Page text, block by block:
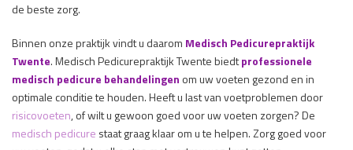
de beste zorg.
Binnen onze praktijk vindt u daarom Medisch Pedicurepraktijk
Twente. Medisch Pedicurepraktijk Twente biedtprofessionele
medisch pedicure behandelingen om uw voeten gezond en in
optimale conditie te houden. Heeft u last van voetproblemen door
risicovoeten, of wilt u gewoon goed voor uw voeten zorgen? De
medisch pedicure staat graag klaar om u te helpen. Zorg goed voor